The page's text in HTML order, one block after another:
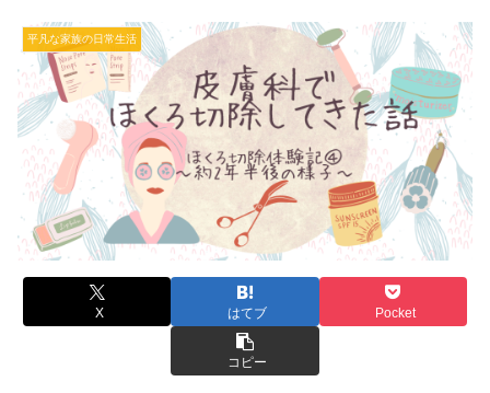
平凡な家族の日常生活
X はてブ Pocket
コピー